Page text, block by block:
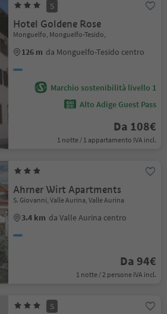
S
Hotel Goldene Rose
Monguelfo, Monguelfo-Tesido,
126 m da Monguelfo-Tesido centro
Marchio sostenibilità livello 1
Alto Adige Guest Pass
Da 108€
1 notte / 1 appartamento IVA incl.
Ahrner Wirt Apartments
S. Giovanni, Valle Aurina, Valle Aurina
3.4 km da Valle Aurina centro
Da 94€
1 notte / 2 persone IVA incl.
S